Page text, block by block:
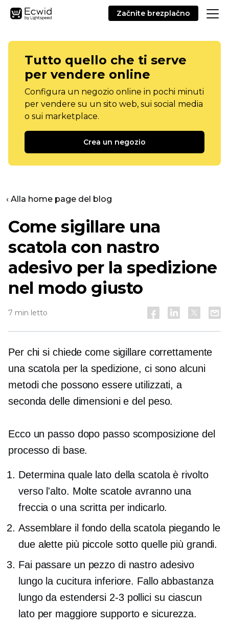
Začnite brezplačno
Tutto quello che ti serve
per vendere online
Configura un negozio online in pochi minuti
per vendere su un sito web, sui social media
o sui marketplace.
Crea un negozio
‹ Alla home page del blog
Come sigillare una
scatola con nastro
adesivo per la spedizione
nel modo giusto
7 min letto
Per chi si chiede come sigillare correttamente
una scatola per la spedizione, ci sono alcuni
metodi che possono essere utilizzati, a
seconda delle dimensioni e del peso.
Ecco un passo dopo passoscomposizione del
processo di base.
Determina quale lato della scatola è rivolto
verso l'alto. Molte scatole avranno una
freccia o una scritta per indicarlo.
Assemblare il fondo della scatola piegando le
due alette più piccole sotto quelle più grandi.
Fai passare un pezzo di nastro adesivo
lungo la cucitura inferiore. Fallo abbastanza
lungo da estendersi 2-3pollici su ciascun
lato per maggiore supporto e sicurezza.